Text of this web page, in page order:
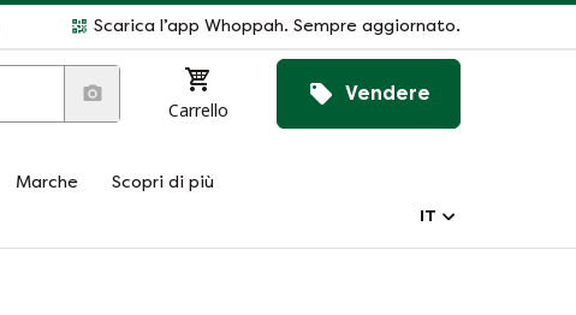
Scarica l’app Whoppah. Sempre aggiornato.
Carrello
Vendere
Marche
Scopri di più
IT